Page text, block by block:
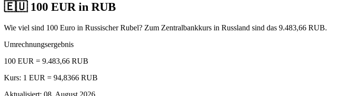
🇪🇺 100 EUR in RUB
Wie viel sind 100 Euro in Russischer Rubel? Zum Zentralbankkurs in Russland sind das 9.483,66 RUB.
Umrechnungsergebnis
100 EUR = 9.483,66 RUB
Kurs: 1 EUR = 94,8366 RUB